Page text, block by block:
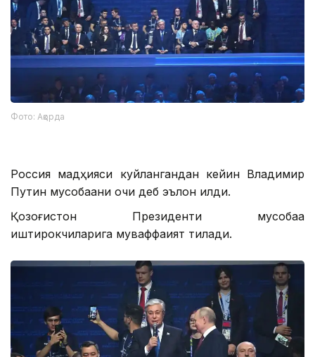
Фото: Ақорда
Россия мадҳияси куйлангандан кейин Владимир
Путин мусобақани очиқ деб эълон қилди.
Қозоғистон Президенти мусобақа
иштирокчиларига муваффақият тилади.